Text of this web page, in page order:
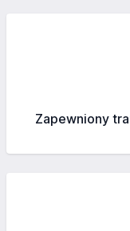
Zapewniony